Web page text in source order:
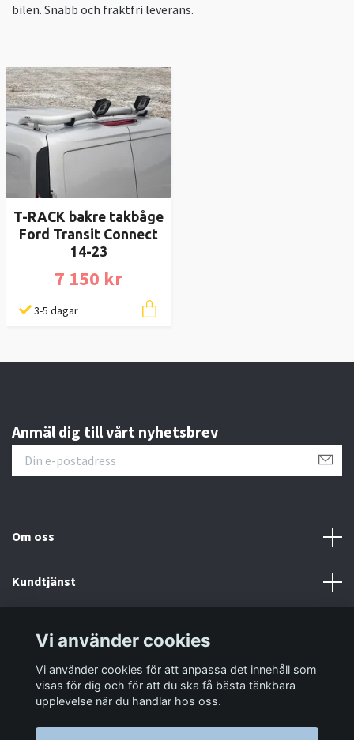
bilen. Snabb och fraktfri leverans.
T-RACK bakre takbåge
Ford Transit Connect
14-23
7 150 kr
3-5 dagar
Anmäl dig till vårt nyhetsbrev
Om oss
Kundtjänst
Sociala medier
Vi använder cookies
Vi använder cookies för att anpassa det innehåll som
visas för dig och för att du ska få bästa tänkbara
upplevelse när du handlar hos oss.